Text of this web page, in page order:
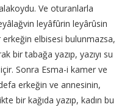
Ve oturanlarla
leyâfûrin leyârûsin
elbisesi bulunmazsa,
bir tabağa yazıp, yazıyı su
Sonra Esma-i kamer ve
erkeğin ve annesinin,
bir kağıda yazıp, kadın bu